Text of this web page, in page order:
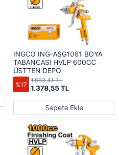
INGCO ING-ASG1061 BOYA
TABANCASI HVLP 600CC
ÜSTTEN DEPO
%17 1.378,55 TL
1.663,41 TL
Sepete Ekle